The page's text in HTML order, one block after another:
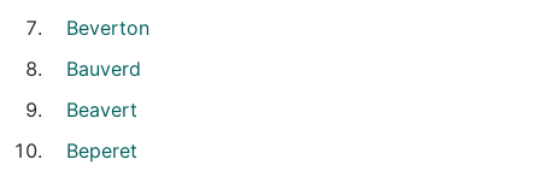
Beverton
Bauverd
Beavert
Beperet